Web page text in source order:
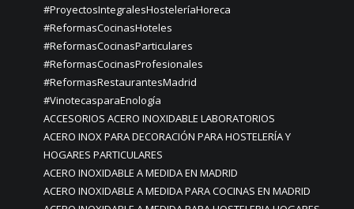
#ProyectosIntegralesHosteleríaHoreca
#ReformasCocinasHoteles
#ReformasCocinasParticulares
#ReformasCocinasProfesionales
#ReformasRestaurantesMadrid
#VinotecasparaEnología
ACCESORIOS ACERO INOXIDABLE LABORATORIOS
ACERO INOX PARA DECORACIÓN PARA HOSTELERÍA Y
HOGARES PARTICULARES
ACERO INOXIDABLE A MEDIDA EN MADRID
ACERO INOXIDABLE A MEDIDA PARA COCINAS EN MADRID